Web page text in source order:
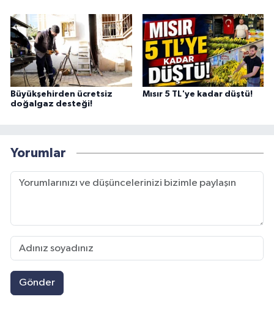
Büyükşehirden ücretsiz
doğalgaz desteği!
Mısır 5 TL'ye kadar düştü!
Yorumlar
Gönder